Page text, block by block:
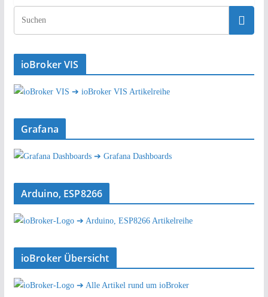
ioBroker VIS
➔ ioBroker VIS Artikelreihe
Grafana
➔ Grafana Dashboards
Arduino, ESP8266
➔ Arduino, ESP8266 Artikelreihe
ioBroker Übersicht
➔ Alle Artikel rund um ioBroker